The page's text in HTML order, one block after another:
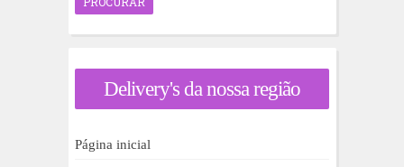
a
p
r
Delivery's da nossa região
Página inicial